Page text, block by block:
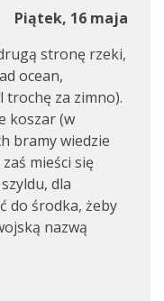
Piątek, 16 maja
stronę rzeki,
ocean,
trochę za zimno).
koszar (w
bramy wiedzie
mieści się
dla
do środka, żeby
nazwą